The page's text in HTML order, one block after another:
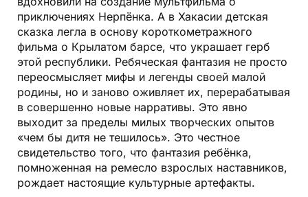
приключениях Нерпёнка. А в Хакасии детская
сказка легла в основу короткометражного
фильма о Крылатом барсе, что украшает герб
этой республики. Ребяческая фантазия не просто
переосмысляет мифы и легенды своей малой
родины, но и заново оживляет их, перерабатывая
в совершенно новые нарративы. Это явно
выходит за пределы милых творческих опытов
«чем бы дитя не тешилось». Это честное
свидетельство того, что фантазия ребёнка,
помноженная на ремесло взрослых наставников,
рождает настоящие культурные артефакты.